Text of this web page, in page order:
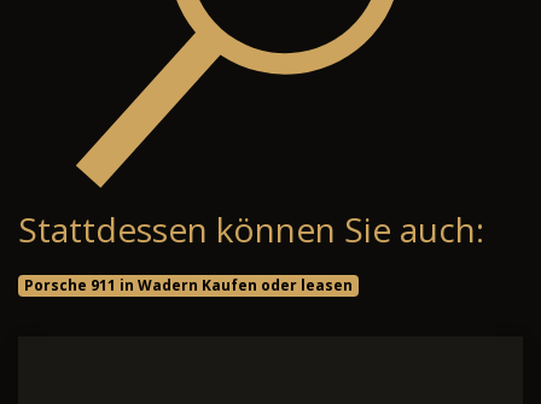
Stattdessen können Sie auch:
Porsche 911 in Wadern Kaufen oder leasen